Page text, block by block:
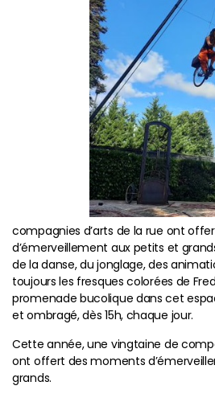
compagnies d’arts de la rue ont
d’émerveillement aux petits et
de la danse, du jonglage, des
toujours les fresques colorées de
promenade bucolique dans cet
et ombragé, dès 15h, chaque jour.
Cette année, une vingtaine de
ont offert des moments
grands.